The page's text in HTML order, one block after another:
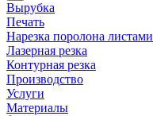
Вырубка
Печать
Нарезка поролона листами
Лазерная резка
Контурная резка
Производство
Услуги
Материалы